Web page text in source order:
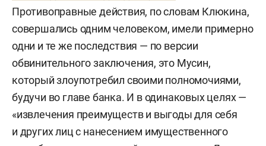
Противоправные действия, по словам Клюкина,
совершались одним человеком, имели примерно
одни и те же последствия — по версии
обвинительного заключения, это Мусин,
который злоупотребил своими полномочиями,
будучи во главе банка. И в одинаковых целях —
«извлечения преимуществ и выгоды для себя
и других лиц с нанесением имущественного